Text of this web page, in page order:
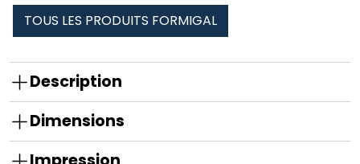
TOUS LES PRODUITS FORMIGAL
Description
Dimensions